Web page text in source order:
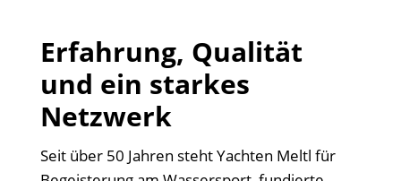
Erfahrung, Qualität
und ein starkes
Netzwerk
Seit über 50 Jahren steht Yachten Meltl für